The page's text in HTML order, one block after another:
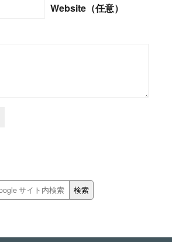
Website（任意）